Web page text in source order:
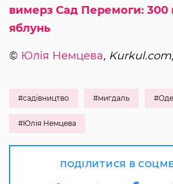
вимерз Сад Перемоги: 300
яблунь
© Юлія Немцева,
#садівництво #мигдаль
#Юлія Немцева
ПОДІЛИТИСЯ В